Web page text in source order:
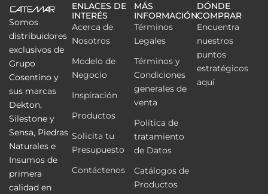
Somos
distribuidores
exclusivos de
Grupo
Cosentino y
sus marcas
Dekton,
Silestone y
Sensa, Piedras
Naturales e
Insumos de
primera
calidad en
ENLACES DE
INTERÉS
Acerca de
Nosotros
Modelo de
Negocio
Inspiración
Productos
Solicita tu
Presupuesto
Contáctenos
MÁS
INFORMACIÓN
Términos
Legales
Términos y
Condiciones
generales de
venta
Política de
tratamiento
de Datos
Catálogos de
Productos
DÓNDE
COMPRAR
Encuentra
nuestros
puntos
estratégicos
aquí